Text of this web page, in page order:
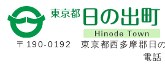
〒190-0192
東京都西多摩郡日
電話